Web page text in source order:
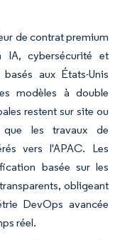
de contrat premium
IA, cybersécurité et
aux États-Unis
modèles à double
restent sur site ou
que les travaux de
vers l'APAC. Les
basée sur les
obligeant
DevOps avancée
réel.